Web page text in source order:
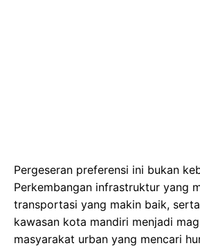
Pergeseran preferensi ini bukan
Perkembangan infrastruktur yang
transportasi yang makin baik,
kawasan kota mandiri menjadi
masyarakat urban yang mencari